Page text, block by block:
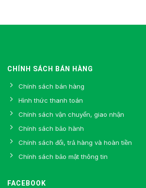
CHÍNH SÁCH BÁN HÀNG
Chính sách bán hàng
Hình thức thanh toán
Chính sách vận chuyển, giao nhận
Chính sách bảo hành
Chính sách đổi, trả hàng và hoàn tiền
Chính sách bảo mật thông tin
FACEBOOK